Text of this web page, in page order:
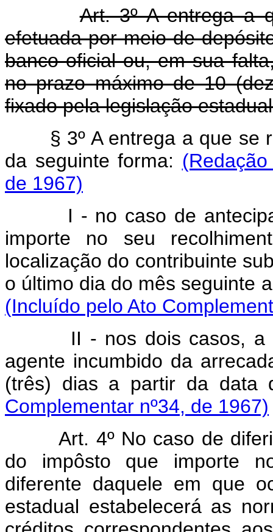
Art. 3º A entrega a
efetuada por meio de
banco oficial ou, em sua
no prazo máximo de 10
fixado pela legislação
§ 3º A entrega a que se
da seguinte forma:
de 1967)
I - no caso de
importe no seu
localização do contribuinte
o último dia do mês seguinte
(Incluído pelo Ato
II - nos dois casos, a
agente incumbido da
(três) dias a partir da data
Complementar nº34, de 1967)
Art. 4º No caso de
do impôsto que importe
diferente daquele em que
estadual estabelecerá as